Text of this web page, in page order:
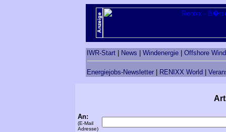
IWR-Start News Windenergie Offshore
Energiejobs-Newsletter RENIXX World
An:
(E-Mail
Adresse)